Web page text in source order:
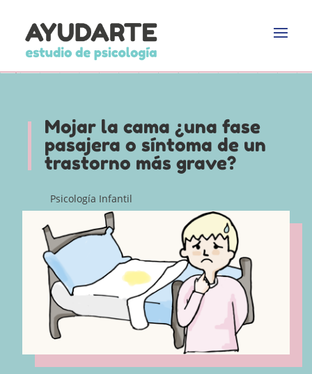
Mojar la cama ¿una fase
pasajera o síntoma de un
trastorno más grave?
Psicología Infantil